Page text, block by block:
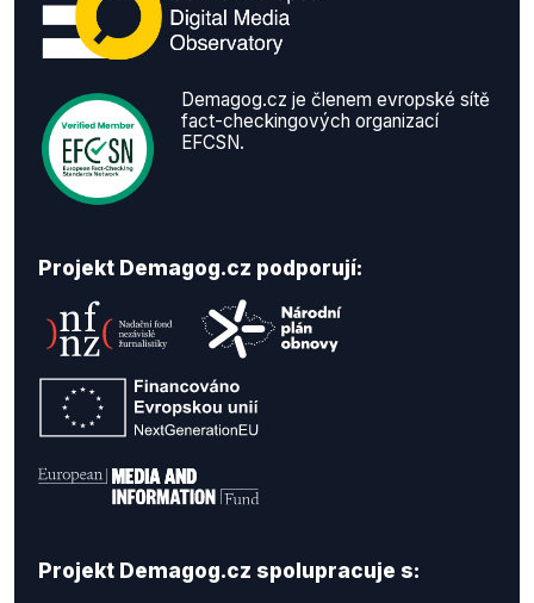
Demagog.cz je členem evropské sítě
fact-checkingových organizací
EFCSN.
Projekt Demagog.cz podporují:
Projekt Demagog.cz spolupracuje s: